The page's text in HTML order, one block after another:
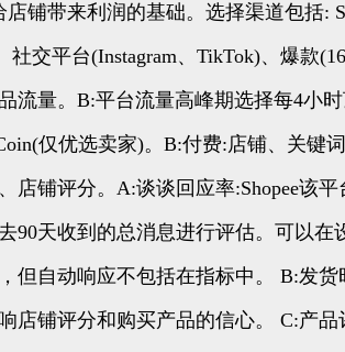
带来利润的基础。选择渠道包括:
交平台(Instagram、TikTok)、爆款
量。B:平台流量高峰期选择每4小
仅优选卖家)。B:付费:店铺、关键
铺评分。A:谈谈回应率:Shopee该
天收到的总消息进行评估。可以
自动响应不包括在指标中。 B:发
铺评分和购买产品的信心。 C:产